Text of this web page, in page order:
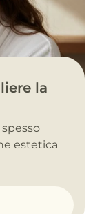
la
estetica